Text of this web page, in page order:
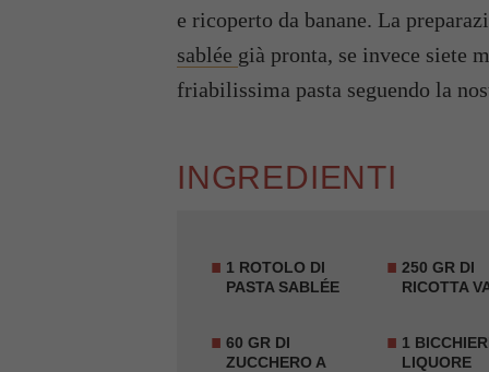
e ricoperto da banane. La
sablée già pronta, se invece siete
friabilissima pasta seguendo la
INGREDIENTI
1 ROTOLO DI
PASTA SABLÉE
250 GR DI
RICOTTA
60 GR DI
ZUCCHERO A
1
LIQUORE